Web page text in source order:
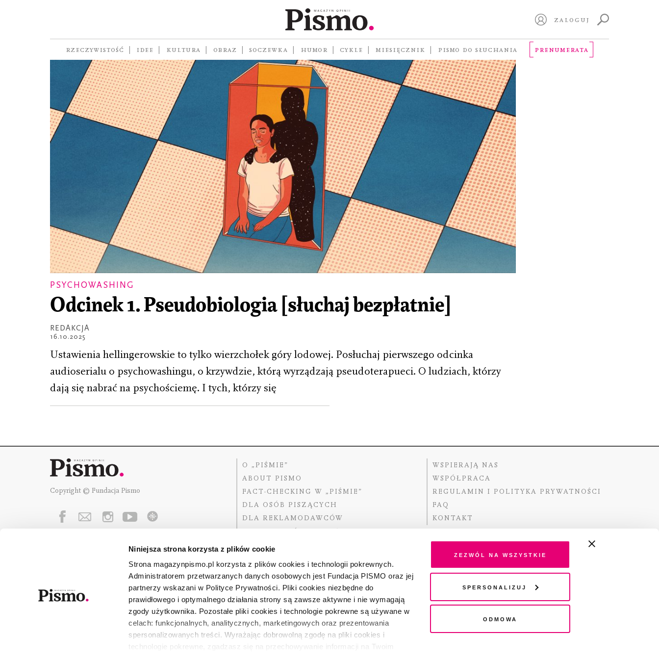
Niniejsza strona korzysta z plików cookie
Strona magazynpismo.pl korzysta z plików cookies i technologii pokrewnych.
Administratorem przetwarzanych danych osobowych jest Fundacja PISMO oraz jej
partnerzy wskazani w Polityce Prywatności. Pliki cookies niezbędne do
prawidłowego i optymalnego działania strony są zawsze aktywne i nie wymagają
zgody użytkownika. Pozostałe pliki cookies i technologie pokrewne są używane w
celach: funkcjonalnych, analitycznych, marketingowych oraz prezentowania
spersonalizowanych treści. Wyrażając dobrowolną zgodę na pliki cookies i
technologie pokrewne, zgadzasz się na przechowywanie informacji na Twoim
Zezwól na wszystkie
Spersonalizuj
Odmowa
ZALOGUJ
RZECZYWISTOŚĆ IDEE KULTURA OBRAZ SOCZEWKA HUMOR CYKLE MIESIĘCZNIK PISMO DO SŁUCHANIA PRENUMERATA
PSYCHOWASHING
Odcinek 1. Pseudobiologia [słuchaj bezpłatnie]
REDAKCJA
16.10.2025
Ustawienia hellingerowskie to tylko wierzchołek góry lodowej. Posłuchaj pierwszego odcinka
audioserialu o psychowashingu, o krzywdzie, którą wyrządzają pseudoterapueci. O ludziach, którzy
dają się nabrać na psychościemę. I tych, którzy się
Copyright © Fundacja Pismo
O „PIŚMIE”
ABOUT PISMO
FACT-CHECKING W „PIŚMIE”
DLA OSÓB PISZĄCYCH
DLA REKLAMODAWCÓW
WSPIERAJĄ NAS
WSPÓŁPRACA
REGULAMIN I POLITYKA PRYWATNOŚCI
FAQ
KONTAKT
Fundację Pismowspierają:
Dofinansowano ze środków Ministra Kultury i Dziedzictwa
Narodowego pochodzących z Funduszu Promocji Kultury –